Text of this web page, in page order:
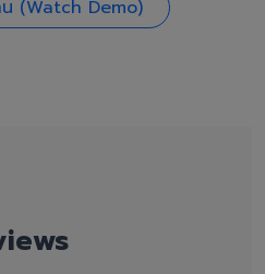
น (Watch Demo)